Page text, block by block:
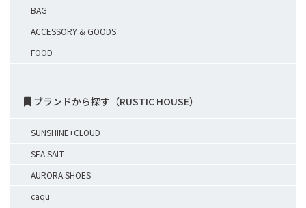
BAG
ACCESSORY & GOODS
FOOD
ブランドから探す（RUSTIC HOUSE）
SUNSHINE+CLOUD
SEA SALT
AURORA SHOES
caqu